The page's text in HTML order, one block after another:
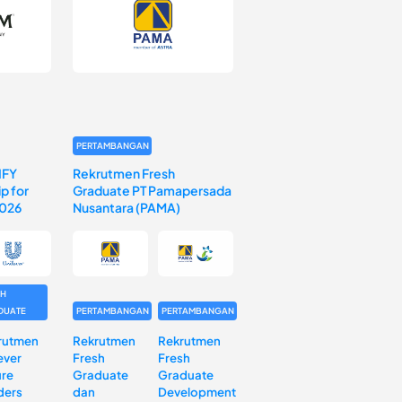
for
PERTAMBANGAN
Rekrutmen Fresh
Graduate PT Pamapersada
Nusantara (PAMA)
PERTAMBANGAN
Rekrutmen
Fresh
Graduate
dan
PERTAMBANGAN
Rekrutmen
Fresh
Graduate
Development